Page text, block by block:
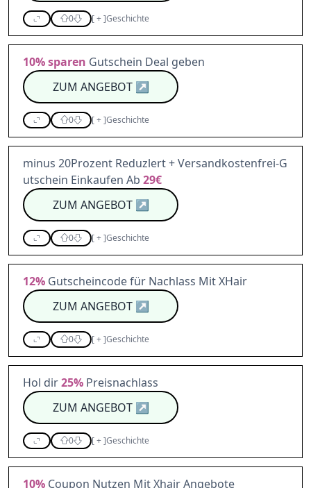
0 [+]Geschichte
10%sparen Gutschein Deal geben
ZUM ANGEBOT↗
0 [+]Geschichte
minus 20Prozent Reduzlert + Versandkostenfrei-G
utschein Einkaufen Ab 29€
ZUM ANGEBOT↗
0 [+]Geschichte
12% Gutscheincode für Nachlass Mit XHair
ZUM ANGEBOT↗
0 [+]Geschichte
Hol dir25% Preisnachlass
ZUM ANGEBOT↗
0 [+]Geschichte
10% Coupon Nutzen Mit Xhair Angebote